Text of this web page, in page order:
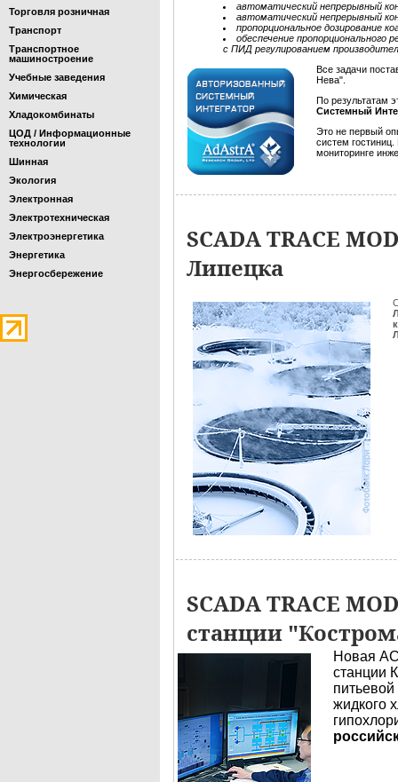
Торговля розничная
Транспорт
Транспортное
машиностроение
Учебные заведения
Химическая
Хладокомбинаты
ЦОД / Информационные
технологии
Шинная
Экология
Электронная
Электротехническая
Электроэнергетика
Энергетика
Энергосбережение
автоматический непрерывный
автоматический непрерывный
пропорциональное дозирование
обеспечение пропорционального
с ПИД регулированием
Все задачи
Нева".
По результатам
Системный
Это не первый
систем
мониторинге
SCADA TRACE
Липецка
SCADA TRACE
станции
Новая
станции
жидкого